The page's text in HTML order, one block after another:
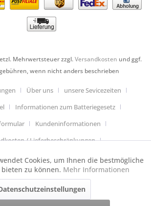
Mehrwertsteuer zzgl.Versandkosten und ggf.
wenn nicht anders beschrieben
Über uns
unsere Sevicezeiten
Informationen zum Batteriegesetz
Kundeninformationen
/ Lieferbeschränkungen
& Muster-Widerrufsformular
Allgemeine Geschäftsbedingungen
Impressum
Cookie-Einstellungen
mit Shopware und jeder Menge Handarbeit
Aktiv
Cookies, um Ihnen die bestmögliche
zu können. Mehr Informationen